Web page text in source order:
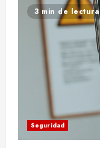
3 min de lectura
Seguridad